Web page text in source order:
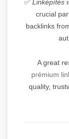
✅ Linképítés
crucial
backlinks
A great
prémium
quality,